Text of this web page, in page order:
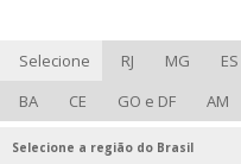
TROCADOR DE CALOR CASCO E
MANUTENÇÃO DE TROCADORES
RESFRIADOR DE AR COMPRIMIDO
Selecione RJ MG ES
BA
CE GO e DF AM
Selecione a região do Brasil